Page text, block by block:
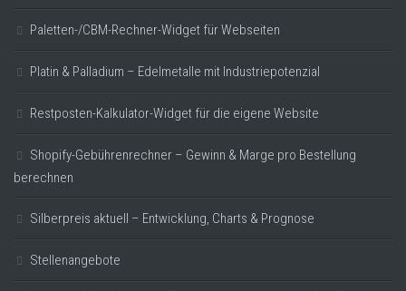
Paletten-/CBM-Rechner-Widget für Webseiten
Platin & Palladium – Edelmetalle mit Industriepotenzial
Restposten-Kalkulator-Widget für die eigene Website
Shopify-Gebührenrechner – Gewinn & Marge pro Bestellung
berechnen
Silberpreis aktuell – Entwicklung, Charts & Prognose
Stellenangebote